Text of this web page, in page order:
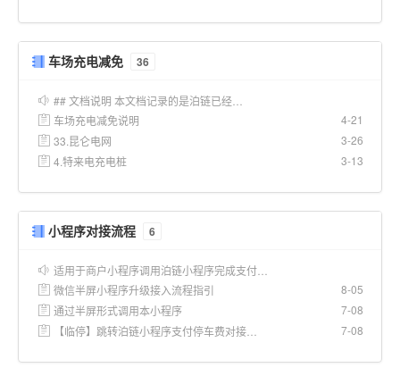
车场充电减免 36
## 文档说明 本文档记录的是泊链已经…
车场充电减免说明
4-21
33.昆仑电网
3-26
4.特来电充电桩
3-13
小程序对接流程 6
适用于商户小程序调用泊链小程序完成支付…
微信半屏小程序升级接入流程指引
8-05
通过半屏形式调用本小程序
7-08
【临停】跳转泊链小程序支付停车费对接文档
7-08